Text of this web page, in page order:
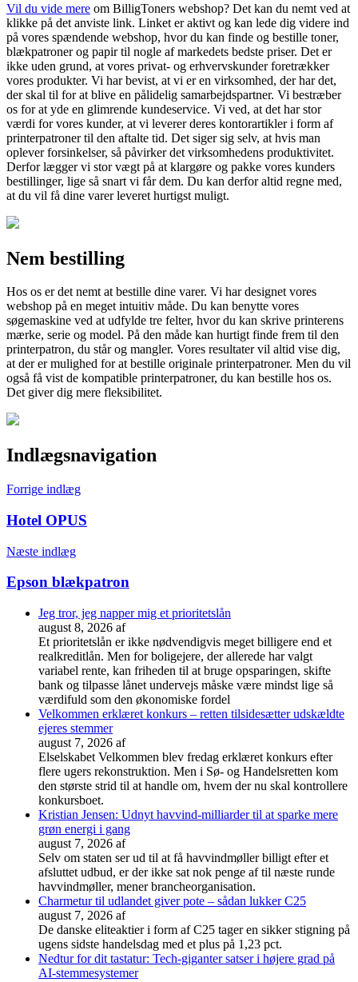
Vil du vide mere om BilligToners webshop? Det kan du nemt ved at
klikke på det anviste link. Linket er aktivt og kan lede dig videre ind
på vores spændende webshop, hvor du kan finde og bestille toner,
blækpatroner og papir til nogle af markedets bedste priser. Det er
ikke uden grund, at vores privat- og erhvervskunder foretrækker
vores produkter. Vi har bevist, at vi er en virksomhed, der har det,
der skal til for at blive en pålidelig samarbejdspartner. Vi bestræber
os for at yde en glimrende kundeservice. Vi ved, at det har stor
værdi for vores kunder, at vi leverer deres kontorartikler i form af
printerpatroner til den aftalte tid. Det siger sig selv, at hvis man
oplever forsinkelser, så påvirker det virksomhedens produktivitet.
Derfor lægger vi stor vægt på at klargøre og pakke vores kunders
bestillinger, lige så snart vi får dem. Du kan derfor altid regne med,
at du vil få dine varer leveret hurtigst muligt.
Nem bestilling
Hos os er det nemt at bestille dine varer. Vi har designet vores
webshop på en meget intuitiv måde. Du kan benytte vores
søgemaskine ved at udfylde tre felter, hvor du kan skrive printerens
mærke, serie og model. På den måde kan hurtigt finde frem til den
printerpatron, du står og mangler. Vores resultater vil altid vise dig,
at der er mulighed for at bestille originale printerpatroner. Men du vil
også få vist de kompatible printerpatroner, du kan bestille hos os.
Det giver dig mere fleksibilitet.
Indlægsnavigation
Forrige indlæg
Hotel OPUS
Næste indlæg
Epson blækpatron
Jeg tror, jeg napper mig et prioritetslån
august 8, 2026 af
Et prioritetslån er ikke nødvendigvis meget billigere end et
realkreditlån. Men for boligejere, der allerede har valgt
variabel rente, kan friheden til at bruge opsparingen, skifte
bank og tilpasse lånet undervejs måske være mindst lige så
værdifuld som den økonomiske fordel
Velkommen erklæret konkurs – retten tilsidesætter udskældte
ejeres stemmer
august 7, 2026 af
Elselskabet Velkommen blev fredag erklæret konkurs efter
flere ugers rekonstruktion. Men i Sø- og Handelsretten kom
den største strid til at handle om, hvem der nu skal kontrollere
konkursboet.
Kristian Jensen: Udnyt havvind-milliarder til at sparke mere
grøn energi i gang
august 7, 2026 af
Selv om staten ser ud til at få havvindmøller billigt efter et
afsluttet udbud, er der ikke sat nok penge af til næste runde
havvindmøller, mener brancheorganisation.
Charmetur til udlandet giver pote – sådan lukker C25
august 7, 2026 af
De danske eliteaktier i form af C25 tager en sikker stigning på
ugens sidste handelsdag med et plus på 1,23 pct.
Nedtur for dit tastatur: Tech-giganter satser i højere grad på
AI-stemmesystemer